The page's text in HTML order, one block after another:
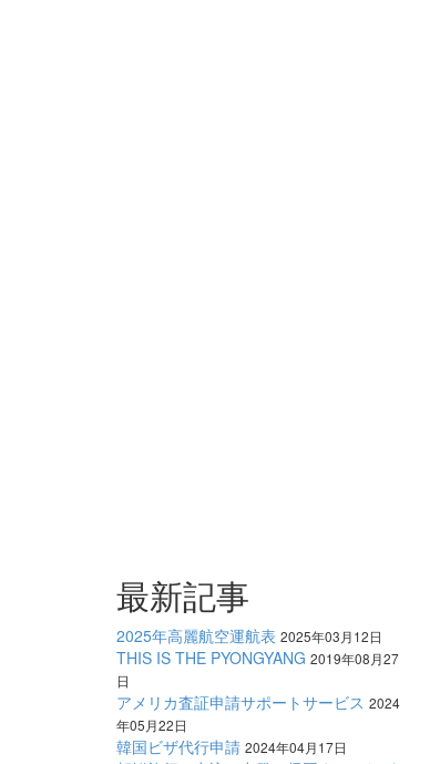
最新記事
2025年高麗航空運航表 2025年03月12日
THIS IS THE PYONGYANG 2019年08月27
日
アメリカ査証申請サポートサービス 2024
年05月22日
韓国ビザ代行申請 2024年04月17日